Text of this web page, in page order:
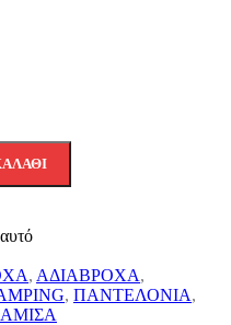
- Rain Suit ποσότητα
, ΑΔΙΑΒΡΟΧΑ,
, ΠΑΝΤΕΛΟΝΙΑ,